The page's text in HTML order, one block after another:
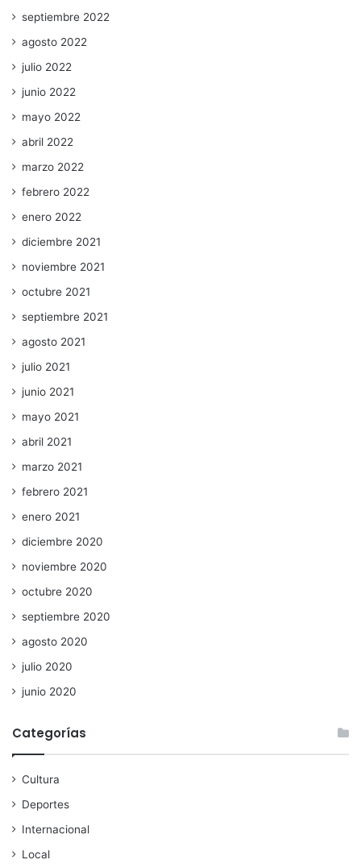
septiembre 2022
agosto 2022
julio 2022
junio 2022
mayo 2022
abril 2022
marzo 2022
febrero 2022
enero 2022
diciembre 2021
noviembre 2021
octubre 2021
septiembre 2021
agosto 2021
julio 2021
junio 2021
mayo 2021
abril 2021
marzo 2021
febrero 2021
enero 2021
diciembre 2020
noviembre 2020
octubre 2020
septiembre 2020
agosto 2020
julio 2020
junio 2020
Categorías
Cultura
Deportes
Internacional
Local